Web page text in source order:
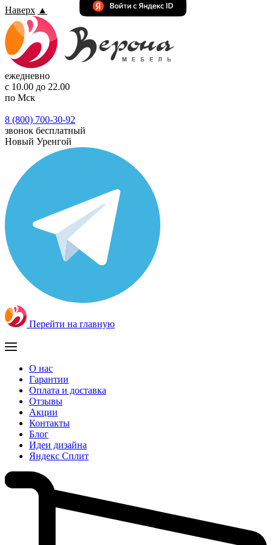
Наверх ▲
ежедневно
с 10.00 до 22.00
по Мск
8 (800) 700-30-92
звонок бесплатный
Новый Уренгой
Перейти на главную
О нас
Гарантии
Оплата и доставка
Отзывы
Акции
Контакты
Блог
Идеи дизайна
Яндекс Сплит